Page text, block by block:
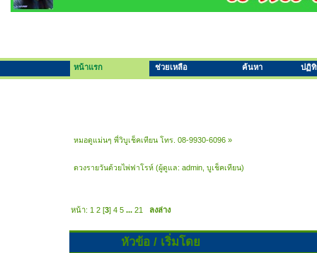
หน้าแรก ช่วยเหลือ ค้นหา ปฏิ
หมอดูแม่นๆ พี่วิบูเช็คเทียน โทร. 08-9930-6096 »
ดวงรายวันด้วยไพ่ฟาโรห์ (ผู้ดูแล:admin,บูเช็คเทียน)
หน้า: 1 2 [3]4 5 ...21 ลงล่าง
หัวข้อ/ เริ่มโดย